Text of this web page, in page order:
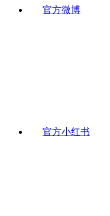
官方微博
官方小红书